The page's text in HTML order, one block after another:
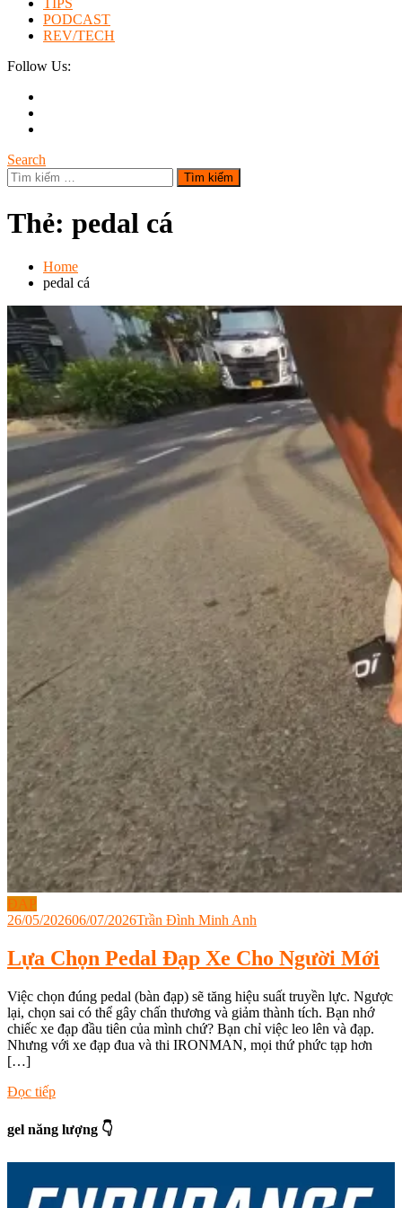
TIPS
PODCAST
REV/TECH
Follow Us:
Search
Tìm
kiếm
Thẻ: pedal cá
Home
pedal cá
ĐẠP
26/05/202606/07/2026Trần Đình Minh Anh
Lựa Chọn Pedal Đạp Xe Cho Người Mới
Việc chọn đúng pedal (bàn đạp) sẽ tăng hiệu suất truyền lực. Ngược
lại, chọn sai có thể gây chấn thương và giảm thành tích. Bạn nhớ
chiếc xe đạp đầu tiên của mình chứ? Bạn chỉ việc leo lên và đạp.
Nhưng với xe đạp đua và thi IRONMAN, mọi thứ phức tạp hơn
[…]
Tagged
xe,
đạp
ironman
Đọc tiếp
gel năng lượng 👇